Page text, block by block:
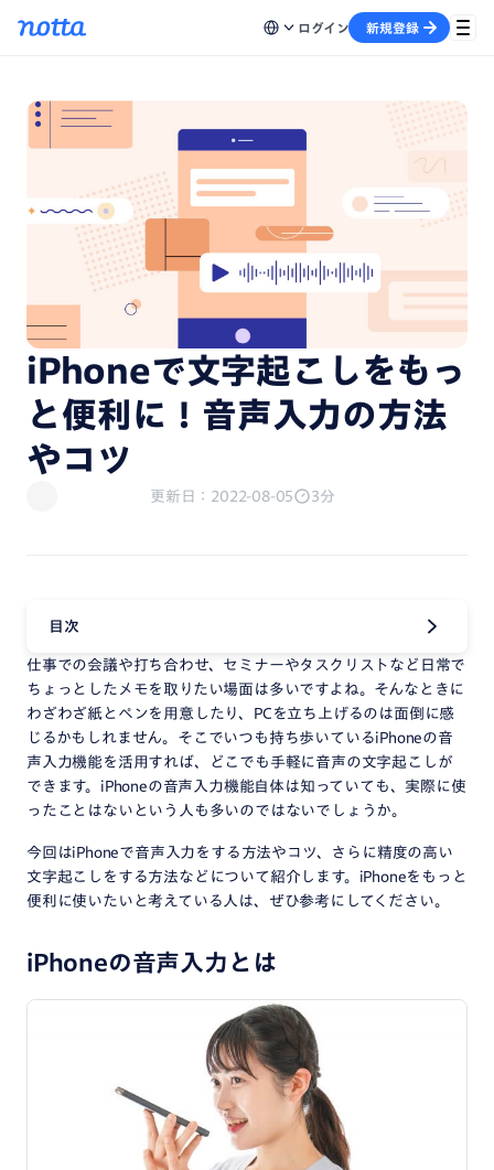
ログイン 新規登録
iPhoneで文字起こしをもっ
と便利に！音声入力の方法
やコツ
更新日：2022-08-05 3分
目次
仕事での会議や打ち合わせ、セミナーやタスクリストなど日常で
ちょっとしたメモを取りたい場面は多いですよね。そんなときに
わざわざ紙とペンを用意したり、PCを立ち上げるのは面倒に感
じるかもしれません。そこでいつも持ち歩いているiPhoneの音
声入力機能を活用すれば、どこでも手軽に音声の文字起こしが
できます。iPhoneの音声入力機能自体は知っていても、実際に使
ったことはないという人も多いのではないでしょうか。
今回はiPhoneで音声入力をする方法やコツ、さらに精度の高い
文字起こしをする方法などについて紹介します。iPhoneをもっと
便利に使いたいと考えている人は、ぜひ参考にしてください。
iPhoneの音声入力とは